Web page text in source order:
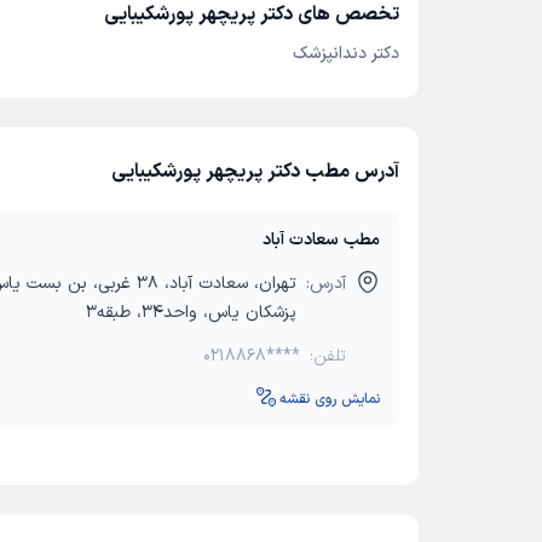
تخصص های دکتر پریچهر پورشکیبایی
دکتر دندانپزشک
آدرس مطب دکتر پریچهر پورشکیبایی
مطب سعادت آباد
آدرس:
تهران، سعادت آباد، 38
پزشکان یاس، واحد34، طبقه3
تلفن: 0218868****
نمایش روی نقشه